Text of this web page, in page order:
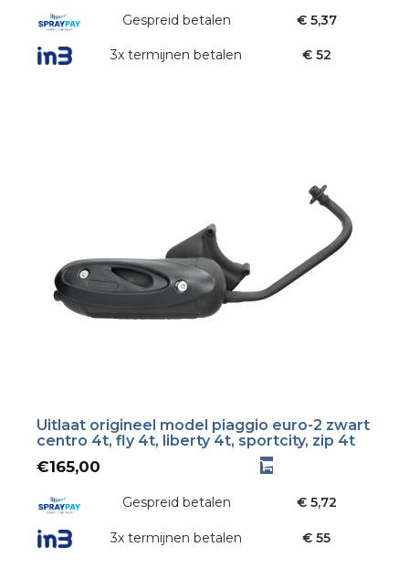
Gespreid betalen € 5,37
3x termijnen betalen € 52
Uitlaat origineel model piaggio euro-2 zwart
centro 4t, fly 4t, liberty 4t, sportcity, zip 4t
€165,00
Gespreid betalen € 5,72
3x termijnen betalen € 55